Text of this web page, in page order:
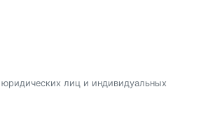
лиц и индивидуальных